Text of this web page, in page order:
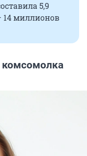
5,9
14 миллионов
комсомолка